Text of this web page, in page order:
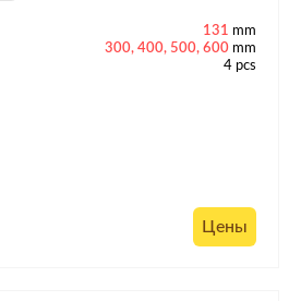
131
mm
300, 400, 500, 600 mm
4 pcs
Цены